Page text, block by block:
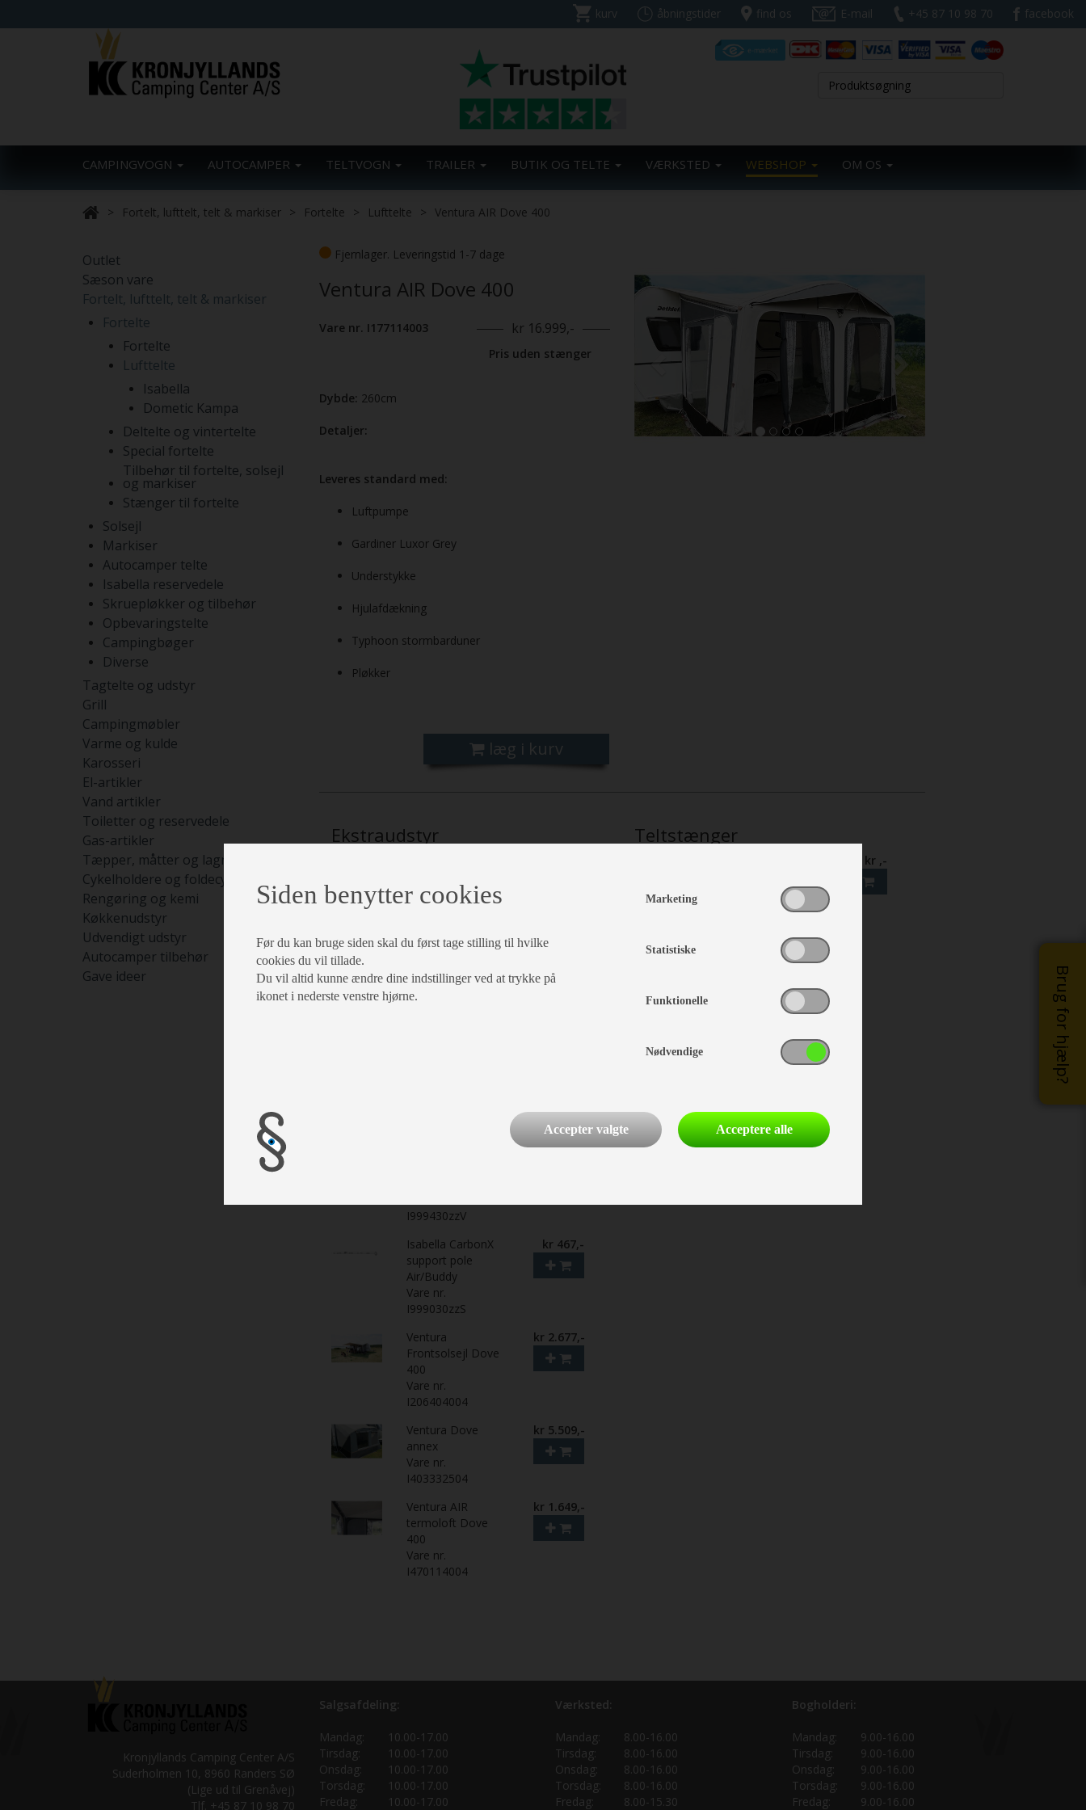
kurv åbningstider find os E-mail +45 87 10 98 70 facebook
CAMPINGVOGN AUTOCAMPER TELTVOGN TRAILER BUTIK OG TELTE VÆRKSTED WEBSHOP OM OS
Brug for hjælp?
Fortelt, lufttelt, telt & markiser Fortelte Lufttelte Ventura AIR Dove 400
Outlet
Sæson vare
Fortelt, lufttelt, telt & markiser
Fortelte
Fortelte
Lufttelte
Isabella
Dometic Kampa
Deltelte og vintertelte
Special fortelte
Tilbehør til fortelte, solsejl
og markiser
Stænger til fortelte
Solsejl
Markiser
Autocamper telte
Isabella reservedele
Skruepløkker og tilbehør
Opbevaringstelte
Campingbøger
Diverse
Tagtelte og udstyr
Grill
Campingmøbler
Varme og kulde
Karosseri
El-artikler
Vand artikler
Toiletter og reservedele
Gas-artikler
Tæpper, måtter og lagner
Cykelholdere og foldecykler
Rengøring og kemi
Køkkenudstyr
Udvendigt udstyr
Autocamper tilbehør
Gave ideer
Fjernlager. Leveringstid 1-7 dage
Ventura AIR Dove 400
Vare nr. I177114003 kr 16.999,-
Pris uden stænger
Dybde: 260cm
Detaljer:
Leveres standard med:
Luftpumpe
Gardiner Luxor Grey
Understykke
Hjulafdækning
Typhoon stormbarduner
Pløkker
læg i kurv
Ekstraudstyr
Vare nr.
I720270500
Isabella Tæppe
North 3,0 x 4,0
I700241400
kr 1.094,-
I999430zzV
Isabella CarbonX
support pole
Air/Buddy
Vare nr.
I999030zzS
kr 467,-
Ventura
Frontsolsejl Dove
400
Vare nr.
I206404004
kr 2.677,-
Ventura Dove
annex
Vare nr.
I403332504
kr 5.509,-
Ventura AIR
termoloft Dove
400
Vare nr.
I470114004
kr 1.649,-
Teltstænger
kr ,-
Kronjyllands Camping Center A/S
Suderholmen 10, 8960 Randers SØ
(Lige ud til Grenåvej)
Tlf. +45 87 10 98 70
Salgsafdeling:
Mandag:
10.00-17.00
Tirsdag:
10.00-17.00
Onsdag:
10.00-17.00
Torsdag:
10.00-17.00
Fredag:
10.00-17.00
Værksted:
Mandag:
8.00-16.00
Tirsdag:
8.00-16.00
Onsdag:
8.00-16.00
Torsdag:
8.00-16.00
Fredag:
8.00-15.30
Bogholderi:
Mandag:
9.00-16.00
Tirsdag:
9.00-16.00
Onsdag:
9.00-16.00
Torsdag:
9.00-16.00
Fredag:
9.00-16.00
Siden benytter cookies
Før du kan bruge siden skal du først tage stilling til hvilke
cookies du vil tillade.
Du vil altid kunne ændre dine indstillinger ved at trykke på
ikonet i nederste venstre hjørne.
Marketing
Statistiske
Funktionelle
Nødvendige
Accepter valgte Acceptere alle